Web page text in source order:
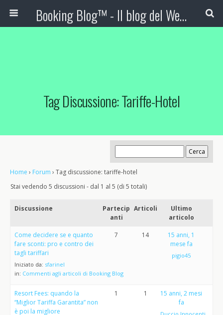
Booking Blog™ - Il blog del Web Marketing Turistico
Tag Discussione: Tariffe-Hotel
Home › Forum › Tag discussione: tariffe-hotel
Stai vedendo 5 discussioni - dal 1 al 5 (di 5 totali)
Discussione
Partecip
anti
Articoli
Ultimo
articolo
Come decidere se e quanto
fare sconti: pro e contro dei
tagli tariffari
Iniziato da: sfarinel
in: Commenti agli articoli di Booking Blog
7 14
15 anni, 1
mese fa
pigio45
Resort Fees: quando la
“Miglior Tariffa Garantita” non
è poi la migliore
1 1
15 anni, 2 mesi
fa